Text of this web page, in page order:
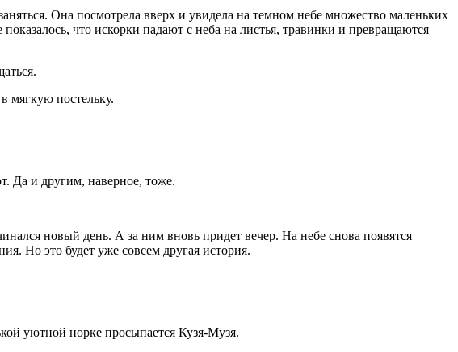
Она посмотрела вверх и увидела на темном небе множество маленьких
что искорки падают с неба на листья, травинки и превращаются
мягкую постельку.
Да и другим, наверное, тоже.
новый день. А за ним вновь придет вечер. На небе снова появятся
Но это будет уже совсем другая история.
уютной норке просыпается Кузя-Музя.